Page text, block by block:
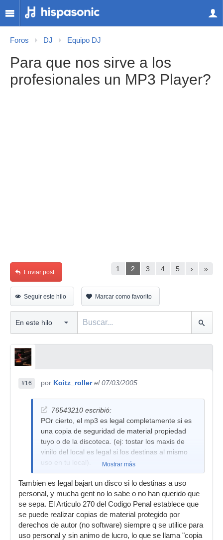
Foros DJ Equipo DJ
Para que nos sirve a los
profesionales un MP3 Player?
1 2 3 4 5 › »
Enviar post
Seguir este hilo Marcar como favorito
#16 por Koitz_roller el 07/03/2005
76543210 escribió:
POr cierto, el mp3 es legal completamente si es
una copia de seguridad de material propiedad
tuyo o de la discoteca. (ej: tostar los maxis de
vinilo del local es legal si los destinas al mismo
uso en tu local).
Mostrar más
Tambien es legal bajart un disco si lo destinas a uso
personal, y mucha gent no lo sabe o no han querido que
se sepa. El Articulo 270 del Codigo Penal establece que
se puede realizar copias de material protegido por
derechos de autor (no software) siempre q se utilice para
uso personal y sin animo de lucro, lo que se llama "copia